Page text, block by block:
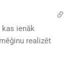
kas ienāk
realizēt